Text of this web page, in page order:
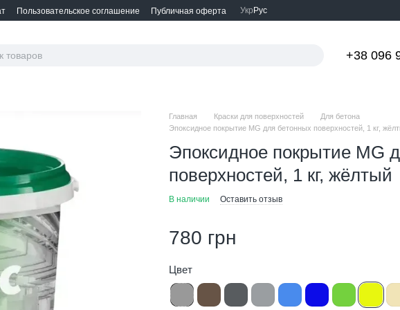
Пользовательское соглашение Публичная оферта Укр Рус
+38 096
Главная Краски для поверхностей
Для бетона
Эпоксидное покрытие MG для бетонных поверхностей, 1 кг,
Эпоксидное покрытие MG
поверхностей, 1 кг, жёлтый
В наличии Оставить отзыв
780 грн
Цвет